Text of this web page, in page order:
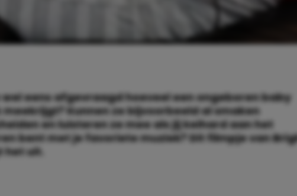
wel eens afgevraagd hoeveel een ongeboren baby
Kunnen ze bijvoorbeeld al smaken
en luisteren ze mee als jij keihard aan het
bent met je favoriete muziek? Dit filmpje van
het uit.